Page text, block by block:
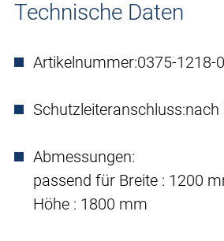
Technische Daten
Artikelnummer:0375-1218-
Schutzleiteranschluss:nach
Abmessungen:
passend für Breite : 1200
Höhe : 1800 mm